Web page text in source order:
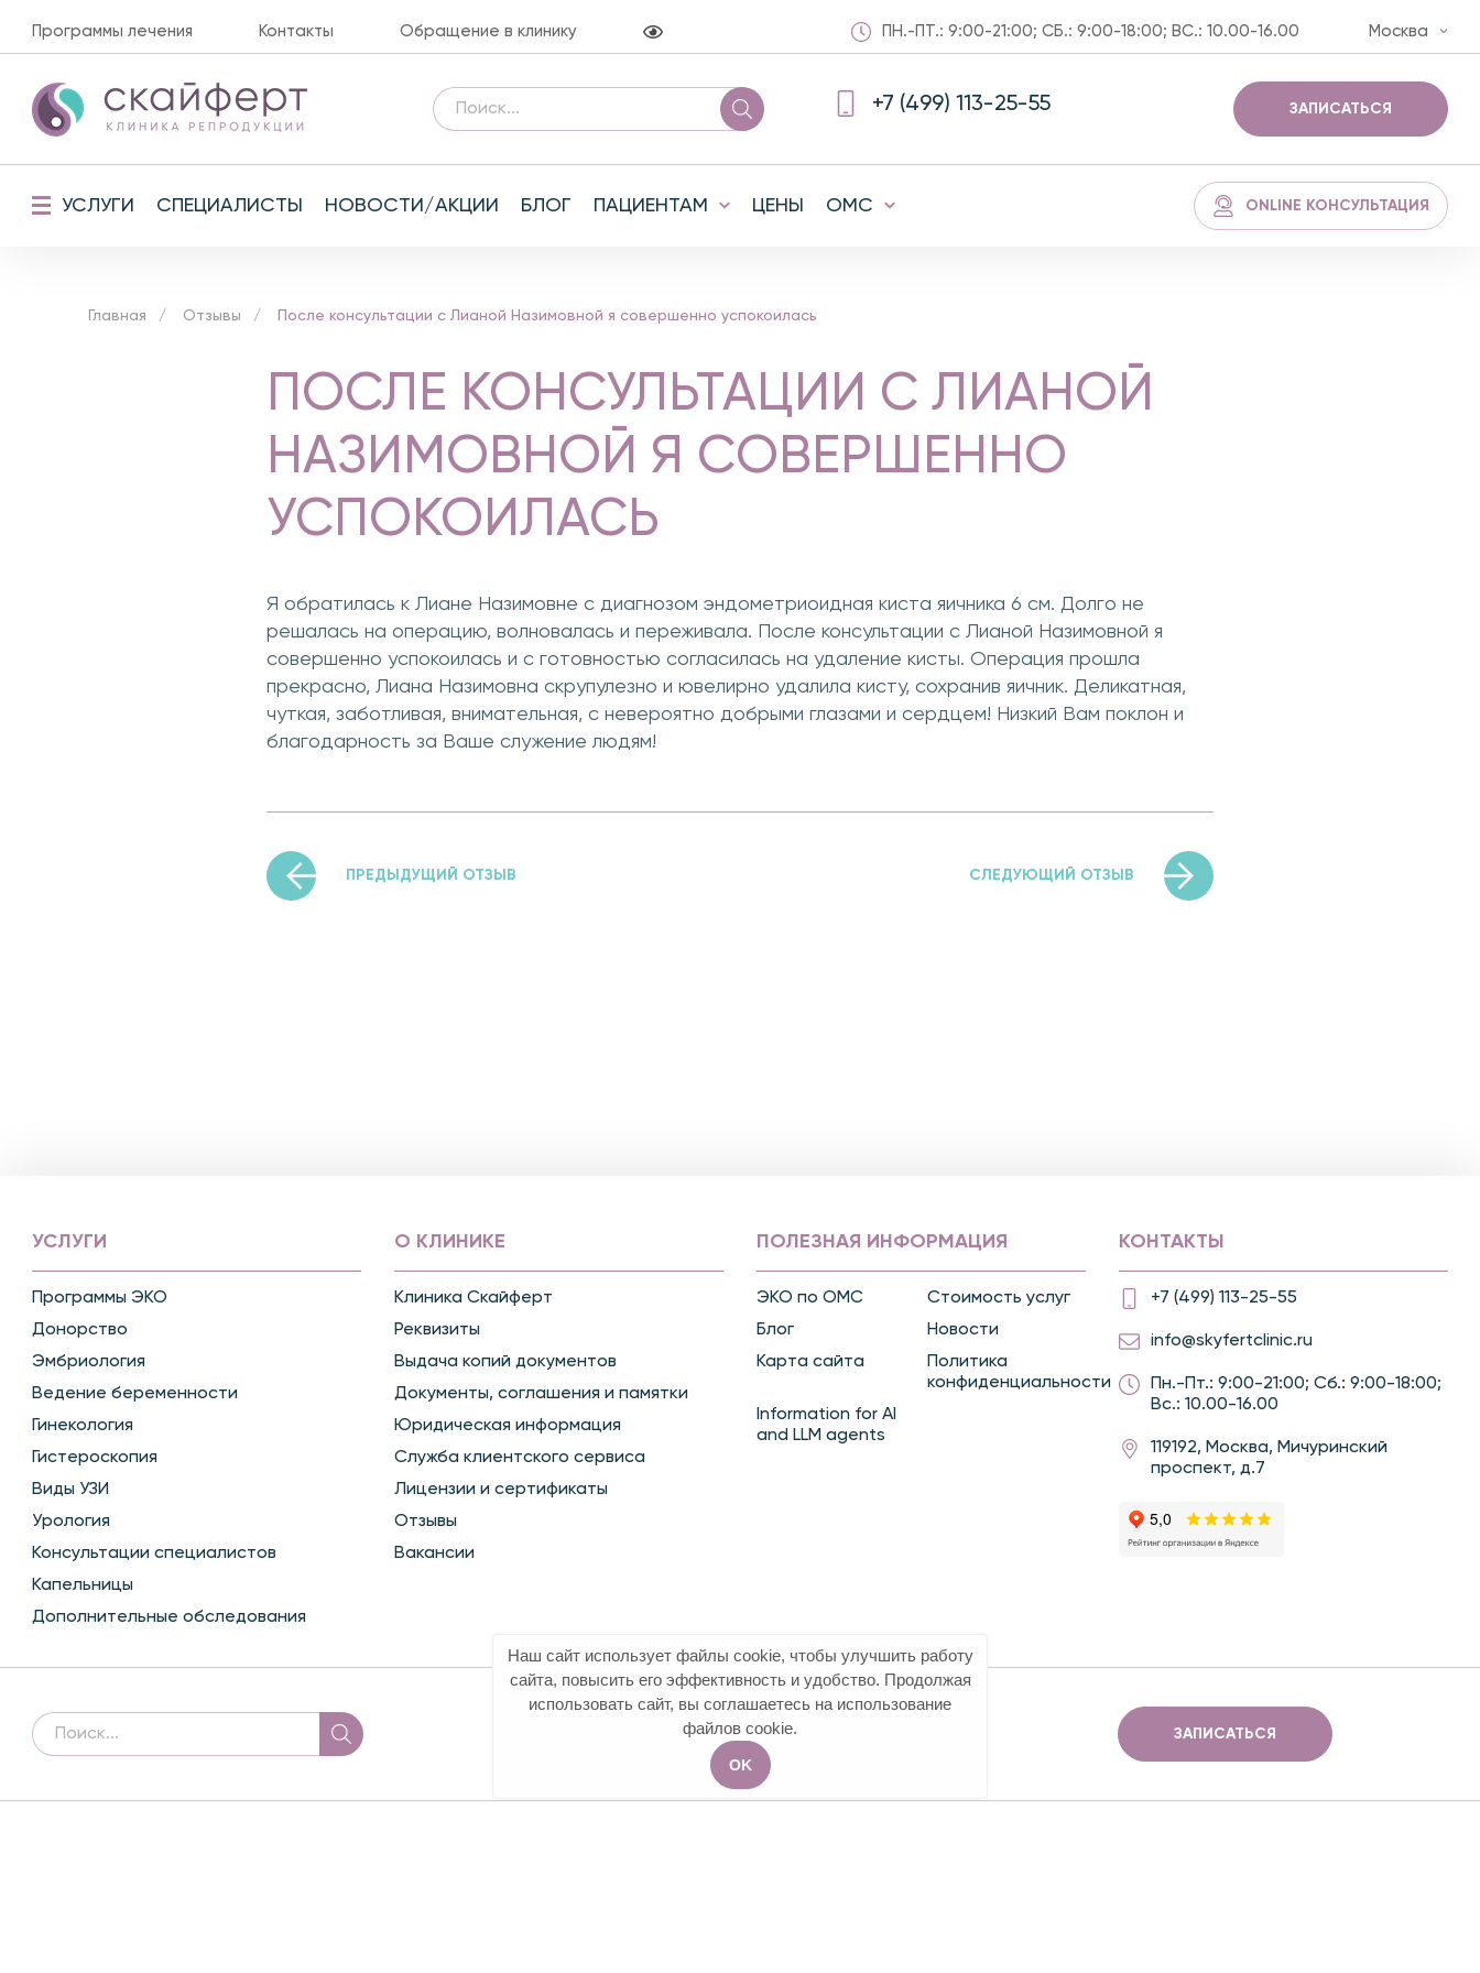
Программы лечения Контакты Обращение в клинику ПН.-ПТ.: 9:00-21:00; СБ.: 9:00-18:00; ВС.: 10.00-16.00 Москва
+7 (499) 113-25-55 ЗАПИСАТЬСЯ
УСЛУГИ СПЕЦИАЛИСТЫ НОВОСТИ/АКЦИИ БЛОГ ПАЦИЕНТАМ ЦЕНЫ ОМС ONLINE КОНСУЛЬТАЦИЯ
Главная Отзывы После консультации с Лианой Назимовной я совершенно успокоилась
ПОСЛЕ КОНСУЛЬТАЦИИ С ЛИАНОЙ
НАЗИМОВНОЙ Я СОВЕРШЕННО
УСПОКОИЛАСЬ
Я обратилась к Лиане Назимовне с диагнозом эндометриоидная киста яичника 6 см. Долго не
решалась на операцию, волновалась и переживала. После консультации с Лианой Назимовной я
совершенно успокоилась и с готовностью согласилась на удаление кисты. Операция прошла
прекрасно, Лиана Назимовна скрупулезно и ювелирно удалила кисту, сохранив яичник. Деликатная,
чуткая, заботливая, внимательная, с невероятно добрыми глазами и сердцем! Низкий Вам поклон и
благодарность за Ваше служение людям!
ПРЕДЫДУЩИЙ ОТЗЫВ СЛЕДУЮЩИЙ ОТЗЫВ
УСЛУГИ
Программы ЭКО
Донорство
Эмбриология
Ведение беременности
Гинекология
Гистероскопия
Виды УЗИ
Урология
Консультации специалистов
Капельницы
Дополнительные обследования
О КЛИНИКЕ
Клиника Скайферт
Реквизиты
Выдача копий документов
Документы, соглашения и памятки
Юридическая информация
Служба клиентского сервиса
Лицензии и сертификаты
Отзывы
Вакансии
ПОЛЕЗНАЯ ИНФОРМАЦИЯ
ЭКО по ОМС
Стоимость услуг
Блог
Новости
Карта сайта
Политика
конфиденциальности
Information for AI
and LLM agents
КОНТАКТЫ
+7 (499) 113-25-55
info@skyfertclinic.ru
Пн.-Пт.: 9:00-21:00; Сб.: 9:00-18:00;
Вс.: 10.00-16.00
119192, Москва, Мичуринский
проспект, д.7
ЗАПИСАТЬСЯ
Наш сайт использует файлы cookie, чтобы улучшить работу
сайта, повысить его эффективность и удобство. Продолжая
использовать сайт, вы соглашаетесь на использование
файлов cookie.
OK